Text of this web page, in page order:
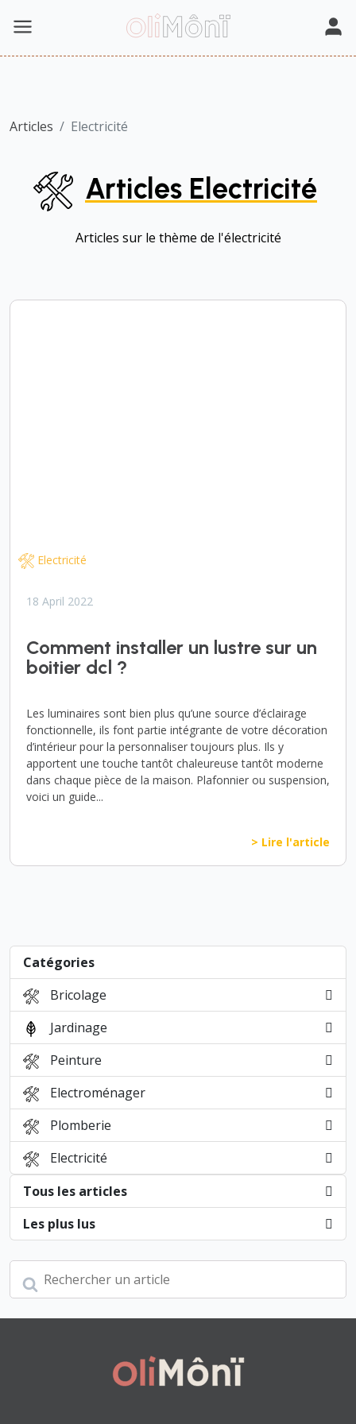
Articles Electricité
Articles Electricité
Articles sur le thème de l'électricité
Electricité
18 April 2022
Comment installer un lustre sur un
boitier dcl ?
Les luminaires sont bien plus qu’une source d’éclairage
fonctionnelle, ils font partie intégrante de votre décoration
d’intérieur pour la personnaliser toujours plus. Ils y
apportent une touche tantôt chaleureuse tantôt moderne
dans chaque pièce de la maison. Plafonnier ou suspension,
voici un guide...
> Lire l'article
Catégories
Bricolage
Jardinage
Peinture
Electroménager
Plomberie
Electricité
Tous les articles
Les plus lus